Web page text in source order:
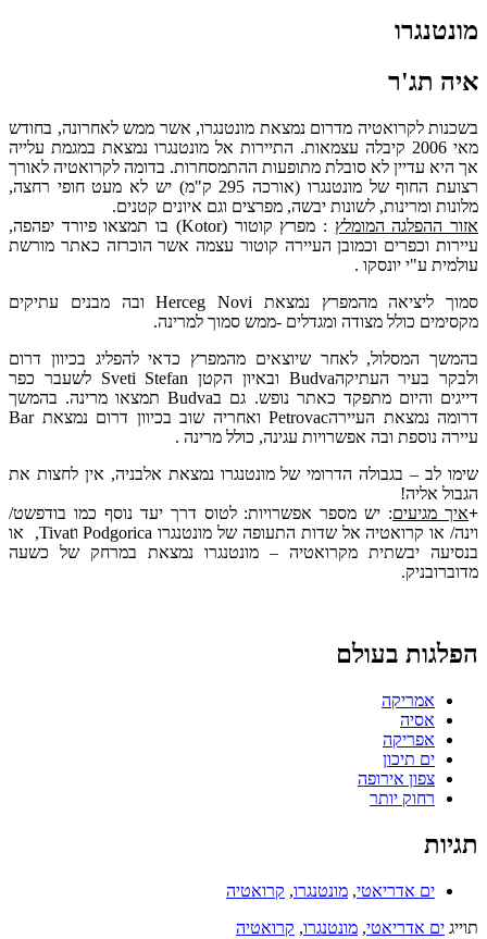
מונטנגרו
איה תג'ר
בשכנות לקרואטיה מדרום נמצאת מונטנגרו, אשר ממש לאחרונה, בחודש
מאי 2006 קיבלה עצמאות. התיירות אל מונטנגרו נמצאת במגמת עלייה
אך היא עדיין לא סובלת מתופעות ההתמסחרות. בדומה לקרואטיה לאורך
רצועת החוף של מונטנגרו (אורכה 295 ק"מ) יש לא מעט חופי רחצה,
מלונות ומרינות, לשונות יבשה, מפרצים וגם איונים קטנים.
אזור ההפלגה המומלץ
: מפרץ קוטור (Kotor) בו תמצאו פיורד יפהפה,
עיירות וכפרים וכמובן העיירה קוטור עצמה אשר הוכרזה כאתר מורשת
עולמית ע"י יונסקו .
סמוך ליציאה מהמפרץ נמצאת Herceg Novi ובה מבנים עתיקים
מקסימים כולל מצודה ומגדלים -ממש סמוך למרינה.
בהמשך המסלול, לאחר שיוצאים מהמפרץ כדאי להפליג בכיוון דרום
ולבקר בעיר העתיקהBudva ובאיון הקטן Sveti Stefan לשעבר כפר
דייגים והיום מתפקד כאתר נופש. גם בBudva תמצאו מרינה. בהמשך
דרומה נמצאת העיירהPetrovac ואחריה שוב בכיוון דרום נמצאת Bar
עיירה נוספת ובה אפשרויות עגינה, כולל מרינה .
שימו לב – בגבולה הדרומי של מונטנגרו נמצאת אלבניה, אין לחצות את
הגבול אליה!
+איך מגיעים: יש מספר אפשרויות: לטוס דרך יעד נוסף כמו בודפשט/
וינה/ או קרואטיה אל שדות התעופה של מונטנגרו Podgorica וTivat, או
בנסיעה יבשתית מקרואטיה – מונטנגרו נמצאת במרחק של כשעה
מדוברובניק.
הפלגות בעולם
אמריקה
אסיה
אפריקה
ים תיכון
צפון אירופה
רחוק יותר
תגיות
ים אדריאטי, מונטנגרו, קרואטיה
תוייג ים אדריאטי, מונטנגרו, קרואטיה